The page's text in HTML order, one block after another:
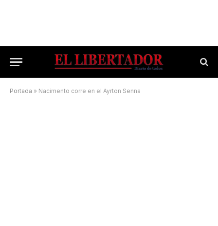
Portada » Nacimento corre en el Ayrton Senna